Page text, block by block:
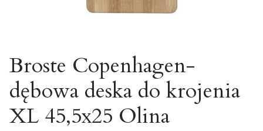
Broste Copenhagen-
dębowa deska do krojenia
XL 45,5x25 Olina